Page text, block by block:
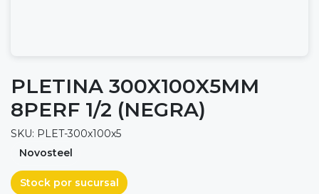
PLETINA 300X100X5MM
8PERF 1/2 (NEGRA)
SKU: PLET-300x100x5
Novosteel
Stock por sucursal